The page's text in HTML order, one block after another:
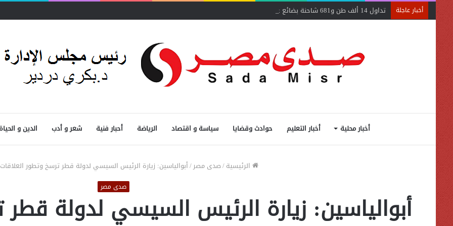
أخبار عاجلة تداول 14 ألف طن و681 شاحنة بضائع عامة ومتنوعة بموانئ البحر الأحمر
أخبار محلية أخبار التعليم حوادث وقضايا سياسة و اقتصاد الرياضة أحبار فنية شعر و أدب الدين و الحياة
الرئيسية/صدى مصر/أبوالياسين: زيارة الرئيس السيسي لدولة قطر ترسخ وتطور العلاقات
صدى مصر
أبوالياسين: زيارة الرئيس السيسي لدولة